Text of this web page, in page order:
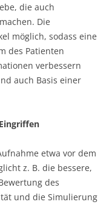
die auch
Die
möglich, sodass eine
des Patienten
verbessern
auch Basis einer
etwa vor dem
z. B. die bessere,
des
und die Simulierung